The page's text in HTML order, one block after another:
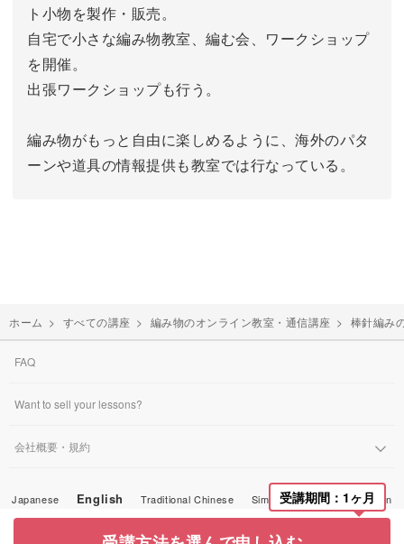
ト小物を製作・販売。
自宅で小さな編み物教室、編む会、ワークショップ
を開催。
出張ワークショップも行う。
編み物がもっと自由に楽しめるように、海外のパタ
ーンや道具の情報提供も教室では行なっている。
ホーム > すべての講座 > 編み物のオンライン教室・通信講座 > 棒針編み
受講期間：1ヶ月
FAQ
Want to sell your lessons?
会社概要・規約
Japanese English Traditional Chinese Simplified Chinese Korean
© Miroom, Inc.